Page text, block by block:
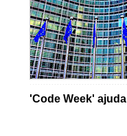
'Code Week'